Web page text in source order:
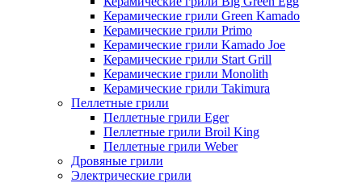
Керамические грили Green Kamado
Керамические грили Primo
Керамические грили Kamado Joe
Керамические грили Start Grill
Керамические грили Monolith
Керамические грили Takimura
Пеллетные грили
Пеллетные грили Eger
Пеллетные грили Broil King
Пеллетные грили Weber
Дровяные грили
Электрические грили